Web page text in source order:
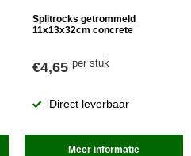
Splitrocks getrommeld
11x13x32cm concrete
€4,65per stuk
Direct leverbaar
Meer informatie